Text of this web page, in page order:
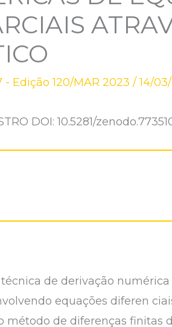
- Edição 120/MAR 2023 /14/
DOI: 10.5281/
de derivação
equações diferen
método de diferenças finitas